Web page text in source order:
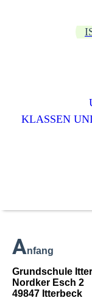
KLASSEN
Anfang
Grundschule
Nordker Esch 2
49847 Itterbeck